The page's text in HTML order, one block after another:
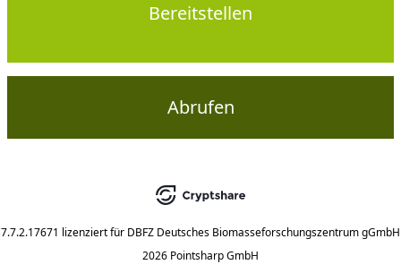
Bereitstellen
Abrufen
7.7.2.17671 lizenziert für DBFZ Deutsches Biomasseforschungszentrum gGmbH
2026 Pointsharp GmbH